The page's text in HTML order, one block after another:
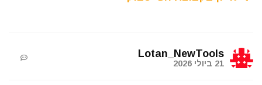
Lotan_NewTools
21 ביולי 2026